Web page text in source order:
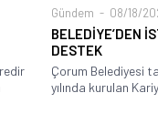
Gündem 08/18/
BELEDİYE’DEN
DESTEK
Çorum Belediyesi
yılında kurulan